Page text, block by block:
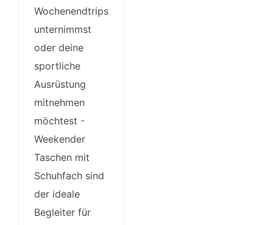
Wochenendtrips
unternimmst
oder deine
sportliche
Ausrüstung
mitnehmen
möchtest -
Weekender
Taschen mit
Schuhfach sind
der ideale
Begleiter für